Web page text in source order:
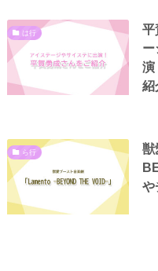
は行
平
ー
演
ら行
獣
や